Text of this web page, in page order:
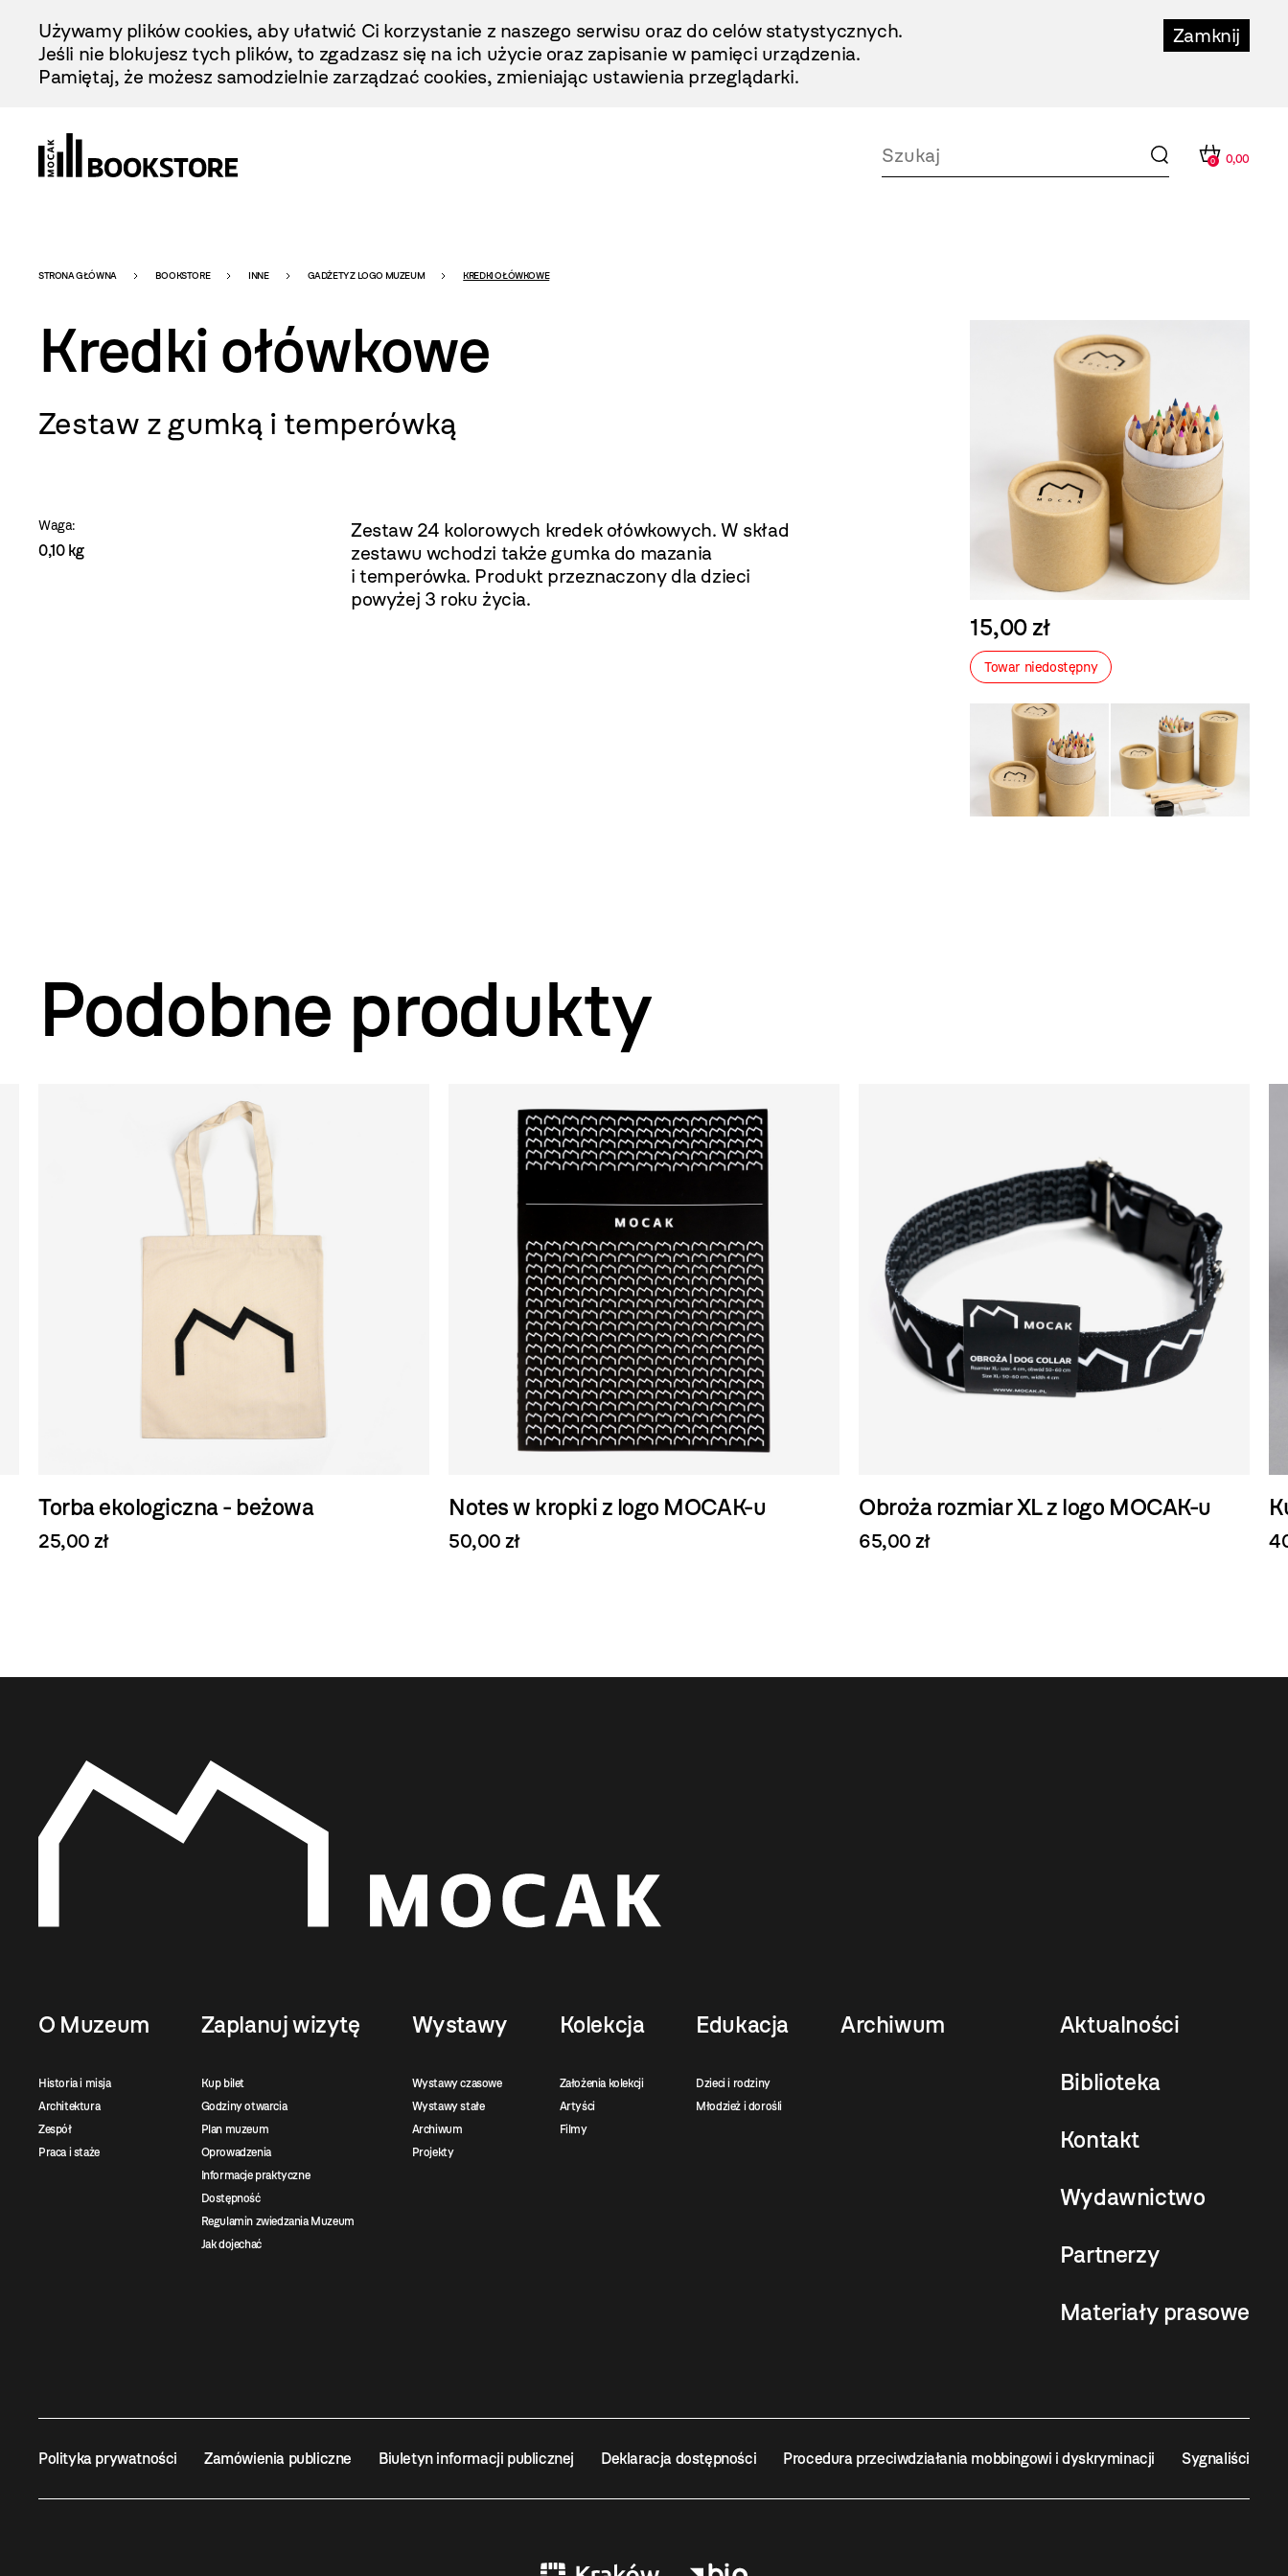
Treści
Zamknij
Używamy plików cookies, aby ułatwić Ci korzystanie z naszego serwisu oraz do celów statystycznych.
Jeśli nie blokujesz tych plików, to zgadzasz się na ich użycie oraz zapisanie w pamięci urządzenia.
Pamiętaj, że możesz samodzielnie zarządzać cookies, zmieniając ustawienia przeglądarki.
0 0,00
Bookstore
-
szablon
szczegóły
STRONA GŁÓWNA BOOKSTORE INNE GADŻETY Z LOGO MUZEUM KREDKI OŁÓWKOWE
Kredki ołówkowe
Zestaw z gumką i temperówką
Waga:
0,10 kg
Zestaw 24 kolorowych kredek ołówkowych. W skład
zestawu wchodzi także gumka do mazania
i temperówka. Produkt przeznaczony dla dzieci
powyżej 3 roku życia.
15,00 zł
Towar niedostępny
Podobne produkty
Torba ekologiczna - beżowa
25,00 zł
Notes w kropki z logo MOCAK-u
50,00 zł
Obroża rozmiar XL z logo MOCAK-u
65,00 zł
O Muzeum
Historia i misja
Architektura
Zespół
Praca i staże
Zaplanuj wizytę
Kup bilet
Godziny otwarcia
Plan muzeum
Oprowadzenia
Informacje praktyczne
Dostępność
Regulamin zwiedzania Muzeum
Jak dojechać
Wystawy
Wystawy czasowe
Wystawy stałe
Archiwum
Projekty
Kolekcja
Założenia kolekcji
Artyści
Filmy
Edukacja
Dzieci i rodziny
Młodzież i dorośli
Archiwum Aktualności
Biblioteka
Kontakt
Wydawnictwo
Partnerzy
Materiały prasowe
Polityka prywatności Zamówienia publiczne Biuletyn informacji publicznej Deklaracja dostępności Procedura przeciwdziałania mobbingowi i dyskryminacji Sygnaliści